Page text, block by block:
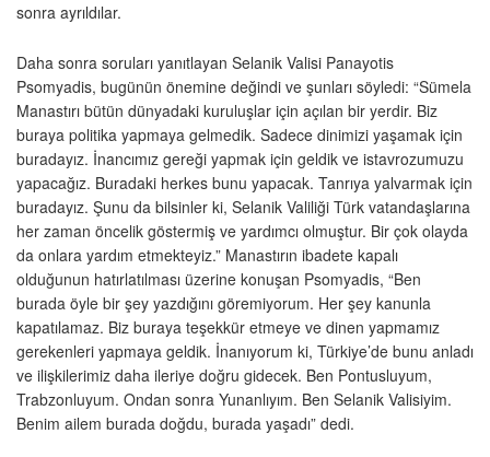
sonra ayrıldılar.
Daha sonra soruları yanıtlayan Selanik Valisi Panayotis
Psomyadis, bugünün önemine değindi ve şunları söyledi: “Sümela
Manastırı bütün dünyadaki kuruluşlar için açılan bir yerdir. Biz
buraya politika yapmaya gelmedik. Sadece dinimizi yaşamak için
buradayız. İnancımız gereği yapmak için geldik ve istavrozumuzu
yapacağız. Buradaki herkes bunu yapacak. Tanrıya yalvarmak için
buradayız. Şunu da bilsinler ki, Selanik Valiliği Türk vatandaşlarına
her zaman öncelik göstermiş ve yardımcı olmuştur. Bir çok olayda
da onlara yardım etmekteyiz.” Manastırın ibadete kapalı
olduğunun hatırlatılması üzerine konuşan Psomyadis, “Ben
burada öyle bir şey yazdığını göremiyorum. Her şey kanunla
kapatılamaz. Biz buraya teşekkür etmeye ve dinen yapmamız
gerekenleri yapmaya geldik. İnanıyorum ki, Türkiye’de bunu anladı
ve ilişkilerimiz daha ileriye doğru gidecek. Ben Pontusluyum,
Trabzonluyum. Ondan sonra Yunanlıyım. Ben Selanik Valisiyim.
Benim ailem burada doğdu, burada yaşadı” dedi.